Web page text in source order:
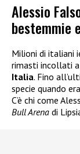
Alessio
bestemmie
Milioni di italiani
rimasti incollati
Italia. Fino
specie quando
C’è chi come
Bull Arena di